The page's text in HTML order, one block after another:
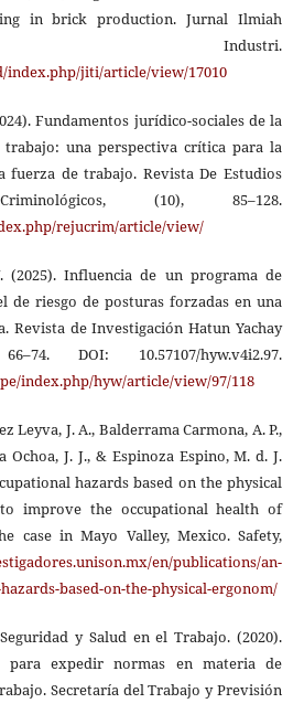
in brick production. Jurnal Ilmiah
Industri.
index.php/jiti/article/view/17010
Fundamentos jurídico-sociales de la
una perspectiva crítica para la
fuerza de trabajo. Revista De Estudios
(10), 85–128.
rejucrim/article/view/
(2025). Influencia de un programa de
de riesgo de posturas forzadas en una
Revista de Investigación Hatun Yachay
DOI: 10.57107/hyw.v4i2.97.
index.php/hyw/article/view/97/118
Leyva, J. A., Balderrama Carmona, A. P.,
Ochoa, J. J., & Espinoza Espino, M. d. J.
hazards based on the physical
improve the occupational health of
case in Mayo Valley, Mexico. Safety,
en/publications/an-
based-on-the-physical-ergonom/
y Salud en el Trabajo. (2020).
para expedir normas en materia de
Secretaría del Trabajo y Previsión